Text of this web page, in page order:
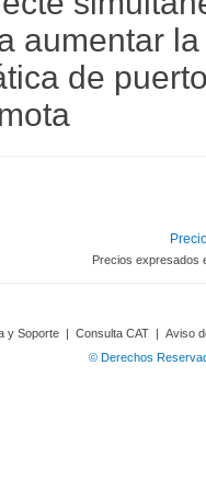
aumentar
de
Precios expresados
y Soporte | Consulta CAT | Aviso
© Derechos